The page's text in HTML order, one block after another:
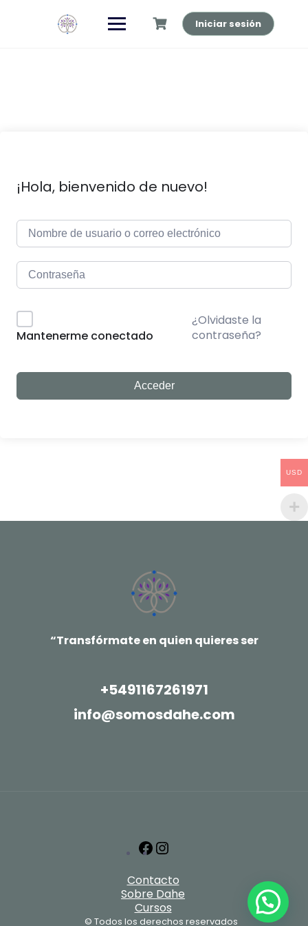
Iniciar sesión
¡Hola, bienvenido de nuevo!
Mantenerme conectado
¿Olvidaste la
contraseña?
Acceder
“Transfórmate en quien quieres ser
+5491167261971
info@somosdahe.com
Facebook
Contacto
Sobre Dahe
Cursos
© Todos los derechos reservados
USD